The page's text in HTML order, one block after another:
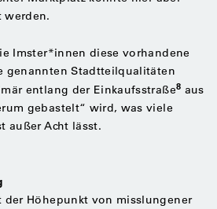
werden.
Imster*innen diese vorhandene
genannten Stadtteilqualitäten
entlang der Einkaufsstraße8 aus
gebastelt“ wird, was viele
außer Acht lässt.
der Höhepunkt von misslungener